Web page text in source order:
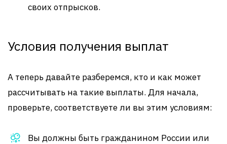
своих отпрысков.
Условия получения выплат
А теперь давайте разберемся, кто и как может
рассчитывать на такие выплаты. Для начала,
проверьте, соответствуете ли вы этим условиям:
Вы должны быть гражданином России или